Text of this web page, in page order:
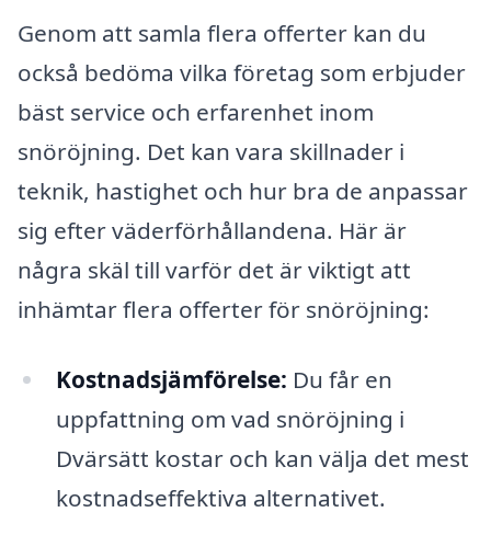
Genom att samla flera offerter kan du
också bedöma vilka företag som erbjuder
bäst service och erfarenhet inom
snöröjning. Det kan vara skillnader i
teknik, hastighet och hur bra de anpassar
sig efter väderförhållandena. Här är
några skäl till varför det är viktigt att
inhämtar flera offerter för snöröjning:
Kostnadsjämförelse: Du får en
uppfattning om vad snöröjning i
Dvärsätt kostar och kan välja det mest
kostnadseffektiva alternativet.